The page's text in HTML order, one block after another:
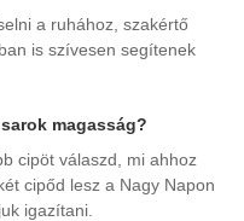
a ruhához, szakértő
is szívesen segítenek
magasság?
cipöt válaszd, mi ahhoz
cipőd lesz a Nagy Napon
igazítani.